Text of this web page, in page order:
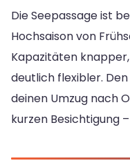
Die Seepassage ist
Hochsaison von
Kapazitäten
deutlich flexibler.
deinen Umzug nach
kurzen Besichtigung